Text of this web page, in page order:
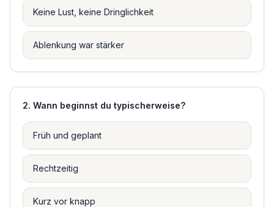
Keine Lust, keine Dringlichkeit
Ablenkung war stärker
2. Wann beginnst du typischerweise?
Früh und geplant
Rechtzeitig
Kurz vor knapp